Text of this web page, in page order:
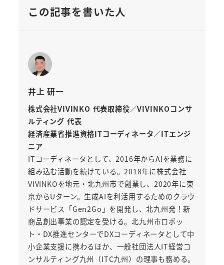
この記事を書いた人
井上 研一
株式会社VIVINKO 代表取締役／VIVINKOコンサ
ルティング 代表
経済産業省推進資格ITコーディネータ／ITエンジ
ニア
ITコーディネータとして、2016年からAIを業務に
組み込む活動を続けている。2018年に株式会社
VIVINKOを地元・北九州市で創業し、2020年に東
京からUターン。生成AIを利活用するためのクラウ
ドサービス「Gen2Go」を開発し、北九州発！新
商品創出事業の認定を受ける。北九州市ロボッ
ト・DX推進センターでDXコーディネータとして中
小企業支援に携わるほか、一般社団法人IT経営コ
ンサルティング九州（ITC九州）の理事も務める。